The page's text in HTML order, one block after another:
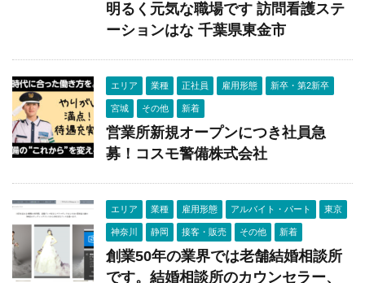
明るく元気な職場です 訪問看護ステ
ーションはな 千葉県東金市
エリア 業種 正社員 雇用形態 新卒・第2新卒
宮城 その他 新着
営業所新規オープンにつき社員急
募！コスモ警備株式会社
エリア 業種 雇用形態 アルバイト・パート 東京
神奈川 静岡 接客・販売 その他 新着
創業50年の業界では老舗結婚相談所
です。結婚相談所のカウンセラー、